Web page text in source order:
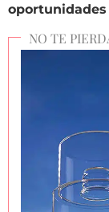
oportunidades